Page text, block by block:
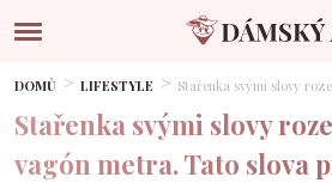
DOMŮ LIFESTYLE Stařenka svými slovy
Stařenka svými slovy
vagón metra. Tato slova